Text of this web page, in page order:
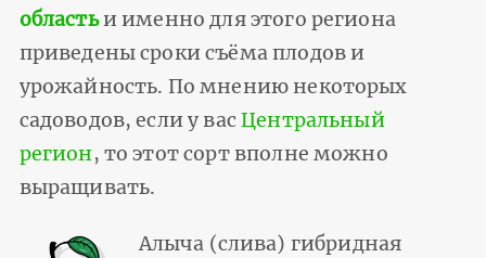
областьи именно для этого региона
приведены сроки съёма плодов и
урожайность. По мнению некоторых
садоводов, если у васЦентральный
регион, то этот сорт вполне можно
выращивать.
Алыча (слива) гибридная